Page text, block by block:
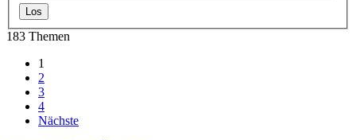
183 Themen
1
2
3
4
Nächste